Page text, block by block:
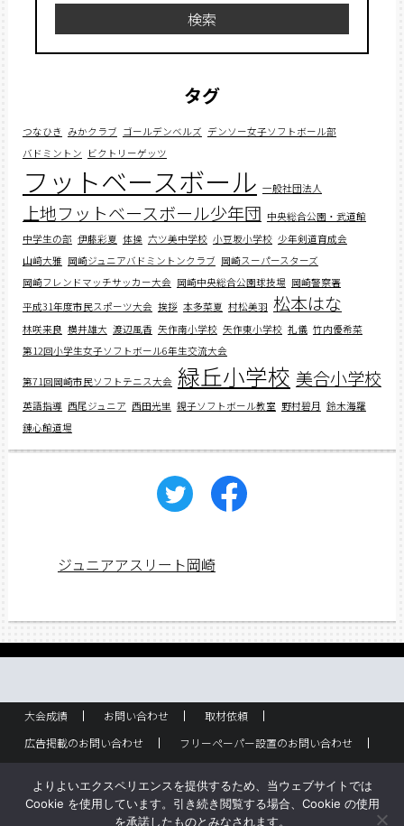
検索
タグ
つなひき みかクラブ ゴールデンベルズ デンソー女子ソフトボール部
バドミントン ビクトリーゲッツ
フットベースボール 一般社団法人
上地フットベースボール少年団 中央総合公園・武道館
中学生の部 伊藤彩夏 体操 六ツ美中学校 小豆坂小学校 少年剣道育成会
山﨑大雅 岡崎ジュニアバドミントンクラブ 岡崎スーパースターズ
岡崎フレンドマッチサッカー大会 岡崎中央総合公園球技場 岡崎警察署
平成31年度市民スポーツ大会 挨拶 本多菜夏 村松美羽 松本はな
林咲来良 横井雄大 渡辺風香 矢作南小学校 矢作東小学校 礼儀 竹内優希菜
第12回小学生女子ソフトボール6年生交流大会
第71回岡崎市民ソフトテニス大会 緑丘小学校 美合小学校
英語指導 西尾ジュニア 西田光里 親子ソフトボール教室 野村碧月 鈴木海羅
錬心館道場
ジュニアアスリート岡崎
大会成績 お問い合わせ
取材依頼
広告掲載のお問い合わせ
フリーペーパー設置のお問い合わせ
バックナンバー
よりよいエクスペリエンスを提供するため、当ウェブサイトでは
Cookie を使用しています。引き続き閲覧する場合、Cookie の使用
を承諾したものとみなされます。